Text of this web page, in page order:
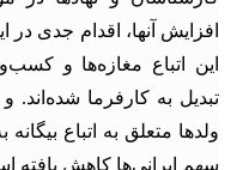
افزایش آنها، اقدام جدی
این اتباع مغازه‌ها و
تبدیل به کارفرما شده‌اند.
ولدها متعلق به اتباع
سهم ایرانی‌ها کاهش یافته